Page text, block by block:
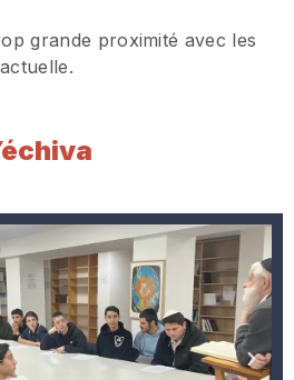
grande proximité avec les